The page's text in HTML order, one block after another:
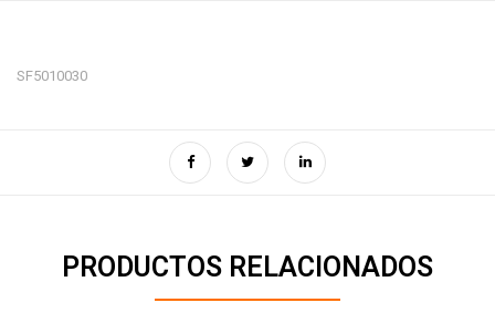
SF5010030
PRODUCTOS RELACIONADOS